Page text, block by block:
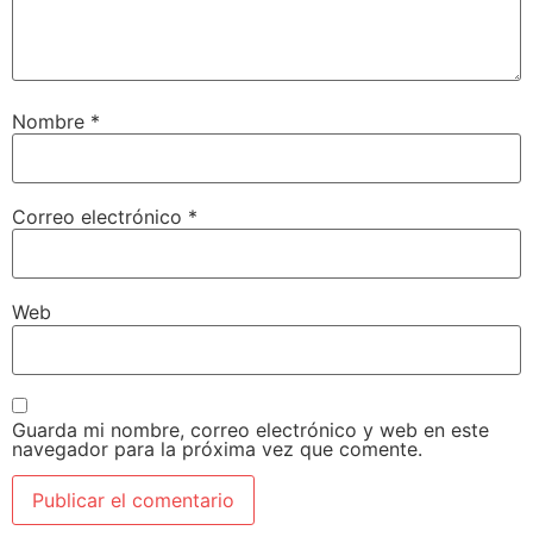
Nombre *
Correo electrónico *
Web
Guarda mi nombre, correo electrónico y web en este
navegador para la próxima vez que comente.